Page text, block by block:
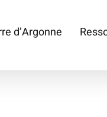
d’Argonne